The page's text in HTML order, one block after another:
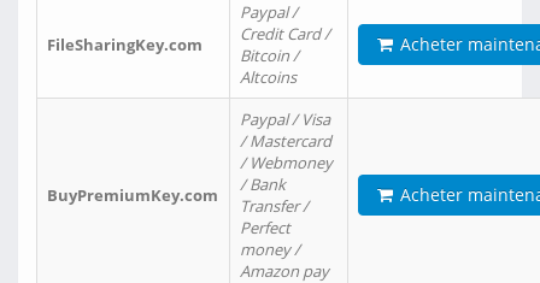
FileSharingKey.com
Paypal /
Credit Card /
Bitcoin /
Altcoins
Acheter
BuyPremiumKey.com
Paypal / Visa
/ Mastercard
/ Webmoney
/ Bank
Transfer /
Perfect
money /
Amazon pay
Acheter